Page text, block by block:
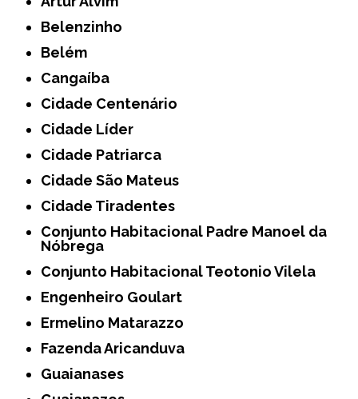
Belenzinho
Belém
Cangaíba
Cidade Centenário
Cidade Líder
Cidade Patriarca
Cidade São Mateus
Cidade Tiradentes
Conjunto Habitacional Padre Manoel da
Nóbrega
Conjunto Habitacional Teotonio Vilela
Engenheiro Goulart
Ermelino Matarazzo
Fazenda Aricanduva
Guaianases